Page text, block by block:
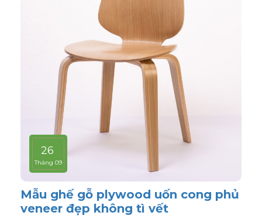
26
Tháng 09
Mẫu ghế gỗ plywood uốn cong phủ
veneer đẹp không tì vết